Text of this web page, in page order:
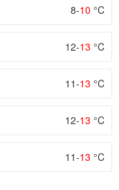
8-10 °C
12-13 °C
11-13 °C
12-13 °C
11-13 °C